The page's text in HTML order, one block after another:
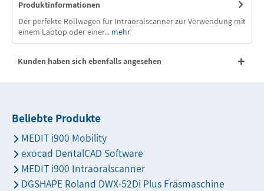
Produktinformationen
Der perfekte Rollwagen für Intraoralscanner zur Verwendung mit
einem Laptop oder einer... mehr
Kunden haben sich ebenfalls angesehen
Beliebte Produkte
MEDIT i900 Mobility
exocad DentalCAD Software
MEDIT i900 Intraoralscanner
DGSHAPE Roland DWX-52Di Plus Fräsmaschine